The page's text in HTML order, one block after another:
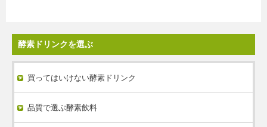
酵素ドリンクを選ぶ
買ってはいけない酵素ドリンク
品質で選ぶ酵素飲料